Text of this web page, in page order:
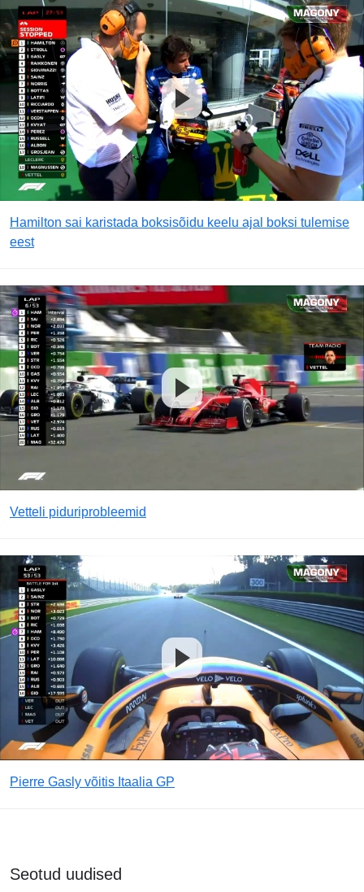
Hamilton sai karistada boksisõidu keelu ajal boksi tulemise
eest
Vetteli piduriprobleemid
Pierre Gasly võitis Itaalia GP
Seotud uudised